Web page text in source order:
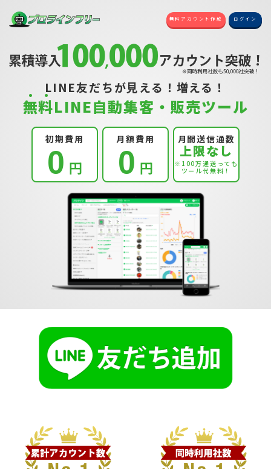
無料アカウント作成 ログイン
LINE友だちが見える！増える！
無料LINE自動集客・販売ツール
初期費用
0 円
月額費用
0 円
月間送信通数
上限なし
※100万通送っても
ツール代無料！